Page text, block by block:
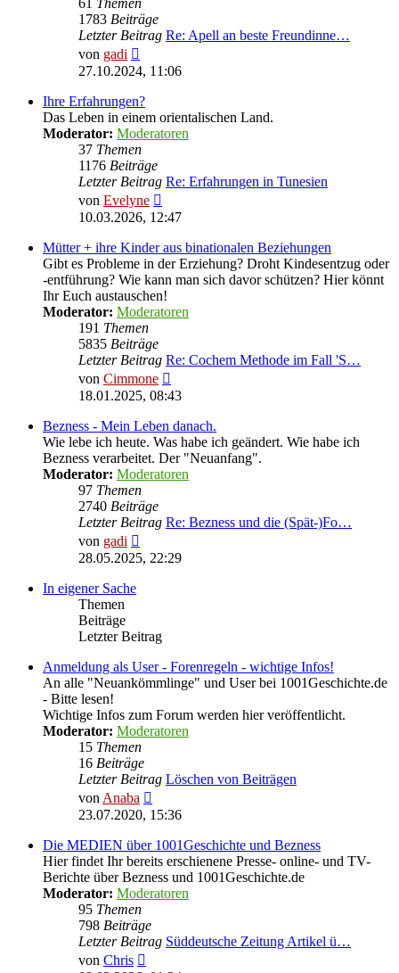
61 Themen
1783 Beiträge
Letzter Beitrag Re: Apell an beste Freundinne…
von gadi
Beitrag
27.10.2024, 11:06
Ihre Erfahrungen?
Das Leben in einem orientalischen Land.
Moderator: Moderatoren
37 Themen
1176 Beiträge
Letzter Beitrag Re: Erfahrungen in Tunesien
von Evelyne
Beitrag
10.03.2026, 12:47
Mütter + ihre Kinder aus binationalen Beziehungen
Gibt es Probleme in der Erziehung? Droht Kindesentzug oder
-entführung? Wie kann man sich davor schützen? Hier könnt
Ihr Euch austauschen!
Moderator: Moderatoren
191 Themen
5835 Beiträge
Letzter Beitrag Re: Cochem Methode im Fall 'S…
von Cimmone
Beitrag
18.01.2025, 08:43
Bezness - Mein Leben danach.
Wie lebe ich heute. Was habe ich geändert. Wie habe ich
Bezness verarbeitet. Der "Neuanfang".
Moderator: Moderatoren
97 Themen
2740 Beiträge
Letzter Beitrag Re: Bezness und die (Spät-)Fo…
von gadi
Beitrag
28.05.2025, 22:29
In eigener Sache
Themen
Beiträge
Letzter Beitrag
Anmeldung als User - Forenregeln - wichtige Infos!
An alle "Neuankömmlinge" und User bei 1001Geschichte.de
- Bitte lesen!
Wichtige Infos zum Forum werden hier veröffentlicht.
Moderator: Moderatoren
15 Themen
16 Beiträge
Letzter Beitrag Löschen von Beiträgen
von Anaba
Beitrag
23.07.2020, 15:36
Die MEDIEN über 1001Geschichte und Bezness
Hier findet Ihr bereits erschienene Presse- online- und TV-
Berichte über Bezness und 1001Geschichte.de
Moderator: Moderatoren
95 Themen
798 Beiträge
Letzter Beitrag Süddeutsche Zeitung Artikel ü…
von Chris